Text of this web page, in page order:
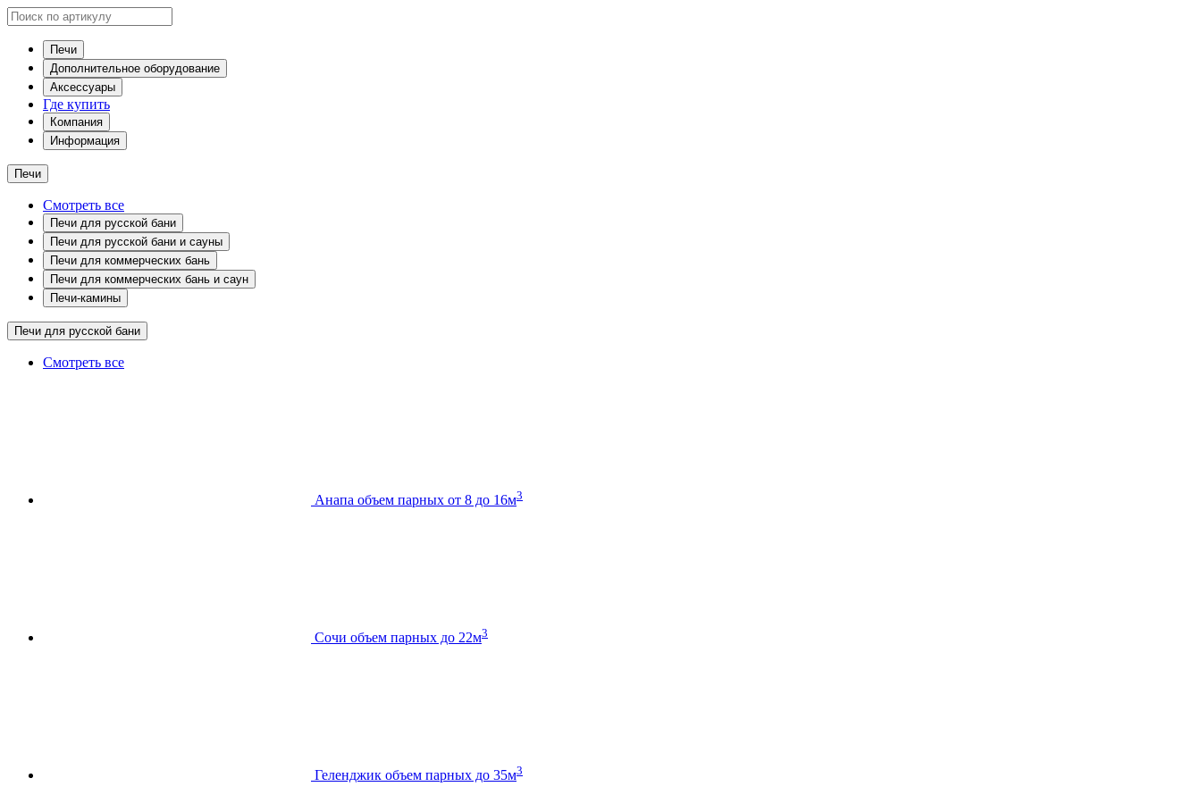
Печи
Дополнительное оборудование
Аксессуары
Где купить
Компания
Информация
Печи
Смотреть все
Печи для русской бани
Печи для русской бани и сауны
Печи для коммерческих бань
Печи для коммерческих бань и саун
Печи-камины
Печи для русской бани
Смотреть все
Анапа объем парных от 8 до 16м3
Сочи объем парных до 22м3
Геленджик объем парных до 35м3